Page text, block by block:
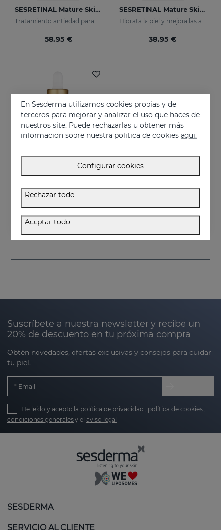
SESRETINAL Mature Skin Crema Gel
Tratamiento antiedad para todas las pieles
58.95 €
SESRETINAL Mature Skin Gel Contorno De Ojos
Hidrata la piel y mejora las arrugas
38.95 €
Previene y corrige los signos de la edad en pieles maduras
58.95 €
Suscríbete a nuestra newsletter y recibe un
20% de descuento en tu próxima compra
Obtén novedades, ofertas exclusivas y consejos para cuidar
tu piel.
Email
He leído y acepto la política de privacidad política de cookies
condiciones generales y el aviso legal
SESDERMA
SERVICIO AL CLIENTE
En Sesderma utilizamos cookies propias y de
terceros para mejorar y analizar el uso que haces de
nuestros site. Puede rechazarlas u obtener más
información sobre nuestra política de cookiesaquí.
Configurar cookies
Rechazar todo
Aceptar todo